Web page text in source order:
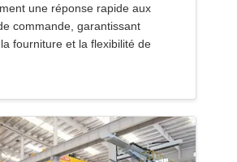
une réponse rapide aux
commande, garantissant
fourniture et la flexibilité de